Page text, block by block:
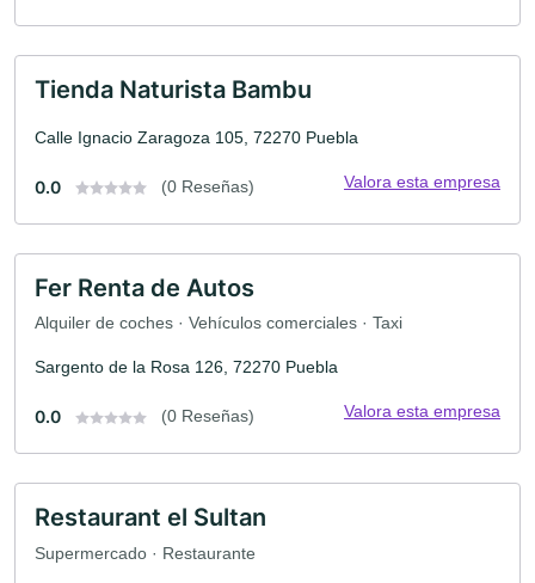
Tienda Naturista Bambu
Calle Ignacio Zaragoza 105, 72270 Puebla
0.0 (0 Reseñas) Valora esta empresa
Fer Renta de Autos
Alquiler de coches · Vehículos comerciales · Taxi
Sargento de la Rosa 126, 72270 Puebla
0.0 (0 Reseñas) Valora esta empresa
Restaurant el Sultan
Supermercado · Restaurante